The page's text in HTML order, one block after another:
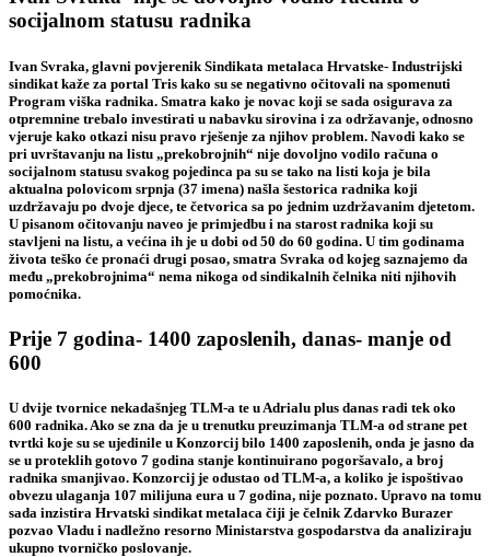
socijalnom statusu radnika
Ivan Svraka, glavni povjerenik Sindikata metalaca Hrvatske- Industrijski
sindikat kaže za portal Tris kako su se negativno očitovali na spomenuti
Program viška radnika. Smatra kako je novac koji se sada osigurava za
otpremnine trebalo investirati u nabavku sirovina i za održavanje, odnosno
vjeruje kako otkazi nisu pravo rješenje za njihov problem. Navodi kako se
pri uvrštavanju na listu „prekobrojnih“ nije dovoljno vodilo računa o
socijalnom statusu svakog pojedinca pa su se tako na listi koja je bila
aktualna polovicom srpnja (37 imena) našla šestorica radnika koji
uzdržavaju po dvoje djece, te četvorica sa po jednim uzdržavanim djetetom.
U pisanom očitovanju naveo je primjedbu i na starost radnika koji su
stavljeni na listu, a većina ih je u dobi od 50 do 60 godina. U tim godinama
života teško će pronaći drugi posao, smatra Svraka od kojeg saznajemo da
među „prekobrojnima“ nema nikoga od sindikalnih čelnika niti njihovih
pomoćnika.
Prije 7 godina- 1400 zaposlenih, danas- manje od
600
U dvije tvornice nekadašnjeg TLM-a te u Adrialu plus danas radi tek oko
600 radnika. Ako se zna da je u trenutku preuzimanja TLM-a od strane pet
tvrtki koje su se ujedinile u Konzorcij bilo 1400 zaposlenih, onda je jasno da
se u proteklih gotovo 7 godina stanje kontinuirano pogoršavalo, a broj
radnika smanjivao. Konzorcij je odustao od TLM-a, a koliko je ispoštivao
obvezu ulaganja 107 milijuna eura u 7 godina, nije poznato. Upravo na tomu
sada inzistira Hrvatski sindikat metalaca čiji je čelnikZdarvko Burazer
pozvao Vladu i nadležno resorno Ministarstva gospodarstva da analiziraju
ukupno tvorničko poslovanje.